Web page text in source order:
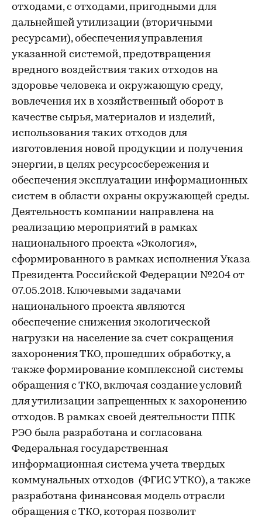
отходами, с отходами, пригодными для
дальнейшей утилизации (вторичными
ресурсами), обеспечения управления
указанной системой, предотвращения
вредного воздействия таких отходов на
здоровье человека и окружающую среду,
вовлечения их в хозяйственный оборот в
качестве сырья, материалов и изделий,
использования таких отходов для
изготовления новой продукции и получения
энергии, в целях ресурсосбережения и
обеспечения эксплуатации информационных
систем в области охраны окружающей среды.
Деятельность компании направлена на
реализацию мероприятий в рамках
национального проекта «Экология»,
сформированного в рамках исполнения Указа
Президента Российской Федерации №204 от
07.05.2018. Ключевыми задачами
национального проекта являются
обеспечение снижения экологической
нагрузки на население за счет сокращения
захоронения ТКО, прошедших обработку, а
также формирование комплексной системы
обращения с ТКО, включая создание условий
для утилизации запрещенных к захоронению
отходов. В рамках своей деятельности ППК
РЭО была разработана и согласована
Федеральная государственная
информационная система учета твердых
коммунальных отходов (ФГИС УТКО), а также
разработана финансовая модель отрасли
обращения с ТКО, которая позволит